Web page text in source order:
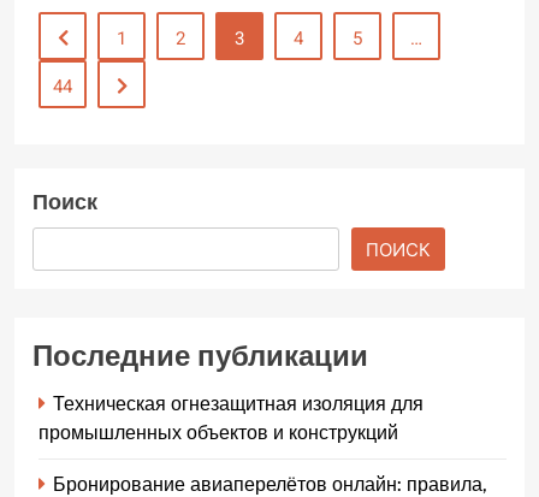
1 2 3 4 5
…
44
Поиск
ПОИСК
Последние публикации
Техническая огнезащитная изоляция для
промышленных объектов и конструкций
Бронирование авиаперелётов онлайн: правила,